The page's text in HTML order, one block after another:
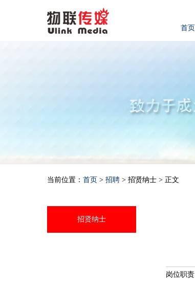
首页
当前位置： 首页 > 招聘 > 招贤纳士 > 正文
招贤纳士
岗位职责